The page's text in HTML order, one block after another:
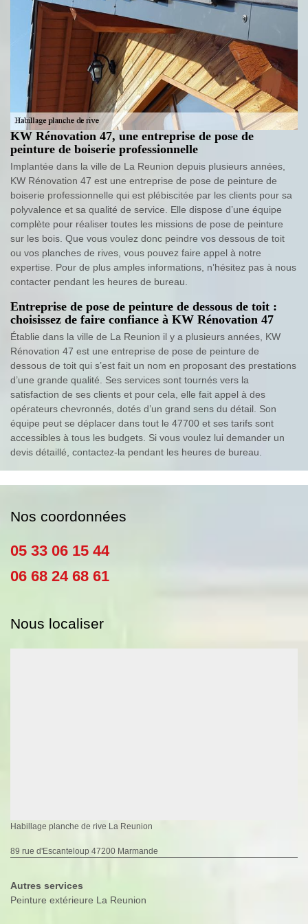
KW Rénovation 47, une entreprise de pose de
peinture de boiserie professionnelle
Implantée dans la ville de La Reunion depuis plusieurs années,
KW Rénovation 47 est une entreprise de pose de peinture de
boiserie professionnelle qui est plébiscitée par les clients pour sa
polyvalence et sa qualité de service. Elle dispose d’une équipe
complète pour réaliser toutes les missions de pose de peinture
sur les bois. Que vous voulez donc peindre vos dessous de toit
ou vos planches de rives, vous pouvez faire appel à notre
expertise. Pour de plus amples informations, n’hésitez pas à nous
contacter pendant les heures de bureau.
Entreprise de pose de peinture de dessous de toit :
choisissez de faire confiance à KW Rénovation 47
Établie dans la ville de La Reunion il y a plusieurs années, KW
Rénovation 47 est une entreprise de pose de peinture de
dessous de toit qui s’est fait un nom en proposant des prestations
d’une grande qualité. Ses services sont tournés vers la
satisfaction de ses clients et pour cela, elle fait appel à des
opérateurs chevronnés, dotés d’un grand sens du détail. Son
équipe peut se déplacer dans tout le 47700 et ses tarifs sont
accessibles à tous les budgets. Si vous voulez lui demander un
devis détaillé, contactez-la pendant les heures de bureau.
Nos coordonnées
05 33 06 15 44
06 68 24 68 61
Nous localiser
Habillage planche de rive La Reunion
89 rue d'Escanteloup 47200 Marmande
Autres services
Peinture extérieure La Reunion